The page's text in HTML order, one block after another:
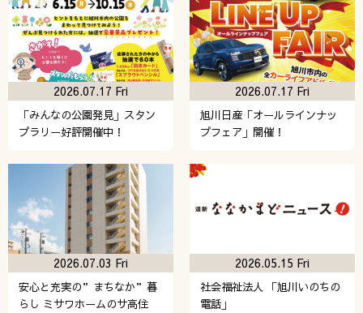
「みんなの公園発見」スタン
プラリー好評開催中！
2026.07.17 Fri
旭川日産「オールラインナッ
プフェア」開催！
2026.07.17 Fri
安心と充実の”まちなか”暮
らし ミサワホームのサ高住
2026.07.03 Fri
社会福祉法人 「旭川いのちの
電話」
2026.05.15 Fri